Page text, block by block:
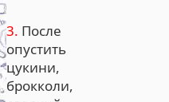
3. После
опустить
цукини,
брокколи,